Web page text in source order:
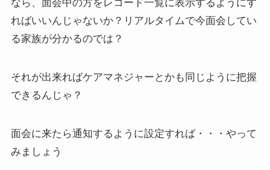
なら、面会中の方をレコード一覧に表示するようにす
ればいいんじゃないか？リアルタイムで今面会してい
る家族が分かるのでは？
それが出来ればケアマネジャーとかも同じように把握
できるんじゃ？
面会に来たら通知するように設定すれば・・・やって
みましょう